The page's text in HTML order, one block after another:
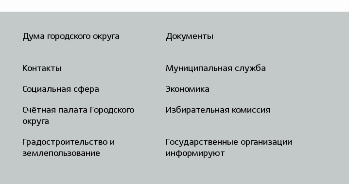
Дума городского округа Документы
Контакты Муниципальная служба
Социальная сфера Экономика
Счётная палата Городского
округа
Избирательная комиссия
Градостроительство и
землепользование
Государственные организации
информируют